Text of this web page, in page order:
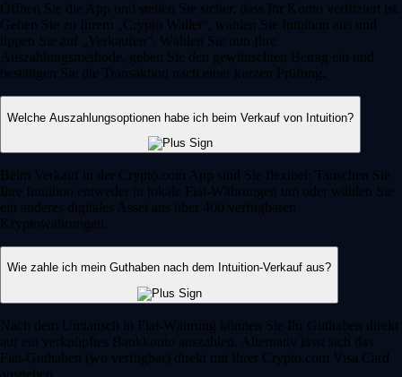
Öffnen Sie die App und stellen Sie sicher, dass Ihr Konto verifiziert ist.
Gehen Sie zu Ihrem „Crypto Wallet“, wählen Sie Intuition aus und
tippen Sie auf „Verkaufen“. Wählen Sie nun Ihre
Auszahlungsmethode, geben Sie den gewünschten Betrag ein und
bestätigen Sie die Transaktion nach einer kurzen Prüfung.
Welche Auszahlungsoptionen habe ich beim Verkauf von Intuition?
Beim Verkauf in der Crypto.com App sind Sie flexibel: Tauschen Sie
Ihre Intuition entweder in lokale Fiat-Währungen um oder wählen Sie
ein anderes digitales Asset aus über 400 verfügbaren
Kryptowährungen.
Wie zahle ich mein Guthaben nach dem Intuition-Verkauf aus?
Nach dem Umtausch in Fiat-Währung können Sie Ihr Guthaben direkt
auf ein verknüpftes Bankkonto auszahlen. Alternativ lässt sich das
Fiat-Guthaben (wo verfügbar) direkt mit Ihrer Crypto.com Visa Card
ausgeben.